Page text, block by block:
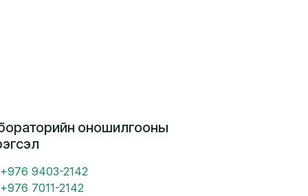
оношилгооны
+976 9403-2142
+976 7011-2142